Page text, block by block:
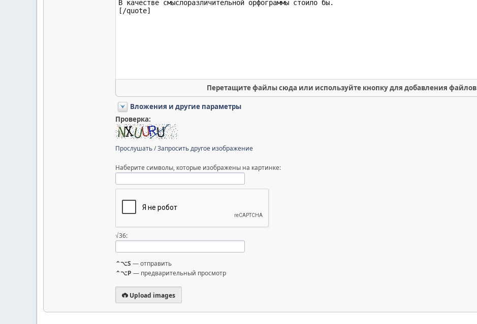
Перетащите файлы сюда или используйте кнопку для добавления файлов
Вложения и другие параметры
Проверка:
Прослушать/Запросить другое изображение
Наберите символы, которые изображены на картинке:
√36:
⌃⌥S — отправить
⌃⌥P — предварительный просмотр
Upload images